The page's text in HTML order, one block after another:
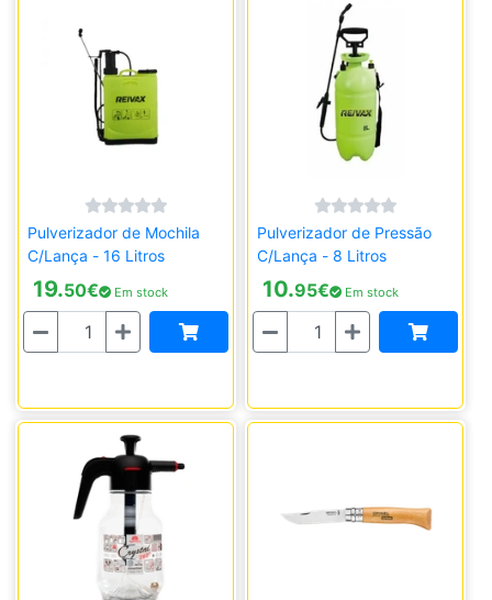
Pulverizador de Mochila
C/Lança - 16 Litros
19.50€ Em stock
Quantidade
Pulverizador de Pressão
C/Lança - 8 Litros
10.95€ Em stock
Quantidade